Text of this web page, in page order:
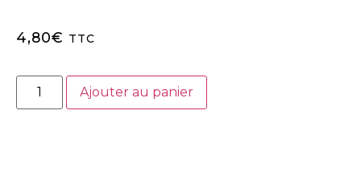
4,80€ TTC
Ajouter au panier